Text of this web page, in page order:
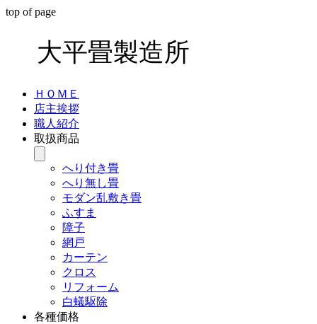
top of page
大平畳製造所
ＨＯＭＥ
店主挨拶
職人紹介
取扱商品
へり付き畳
へり無し畳
モダン乱敷き畳
ふすま
障子
網戸
カーテン
クロス
リフォーム
白蟻駆除
各種価格